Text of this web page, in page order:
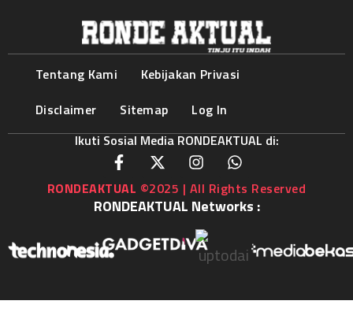
Tentang Kami
Kebijakan Privasi
Disclaimer
Sitemap
Log In
Ikuti Sosial Media RONDEAKTUAL di:
RONDEAKTUAL ©2025 | All Rights Reserved
RONDEAKTUAL Networks :